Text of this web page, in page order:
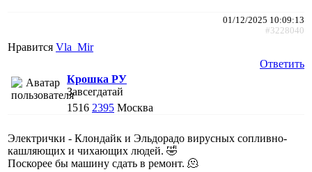
01/12/2025 10:09:13
#3228040
Нравится Vla_Mir
Ответить
Крошка РУ
Завсегдатай
1516 2395 Москва
Электрички - Клондайк и Эльдорадо вирусных сопливно-
кашляющих и чихающих людей. 🤣
Поскорее бы машину сдать в ремонт. 🫠